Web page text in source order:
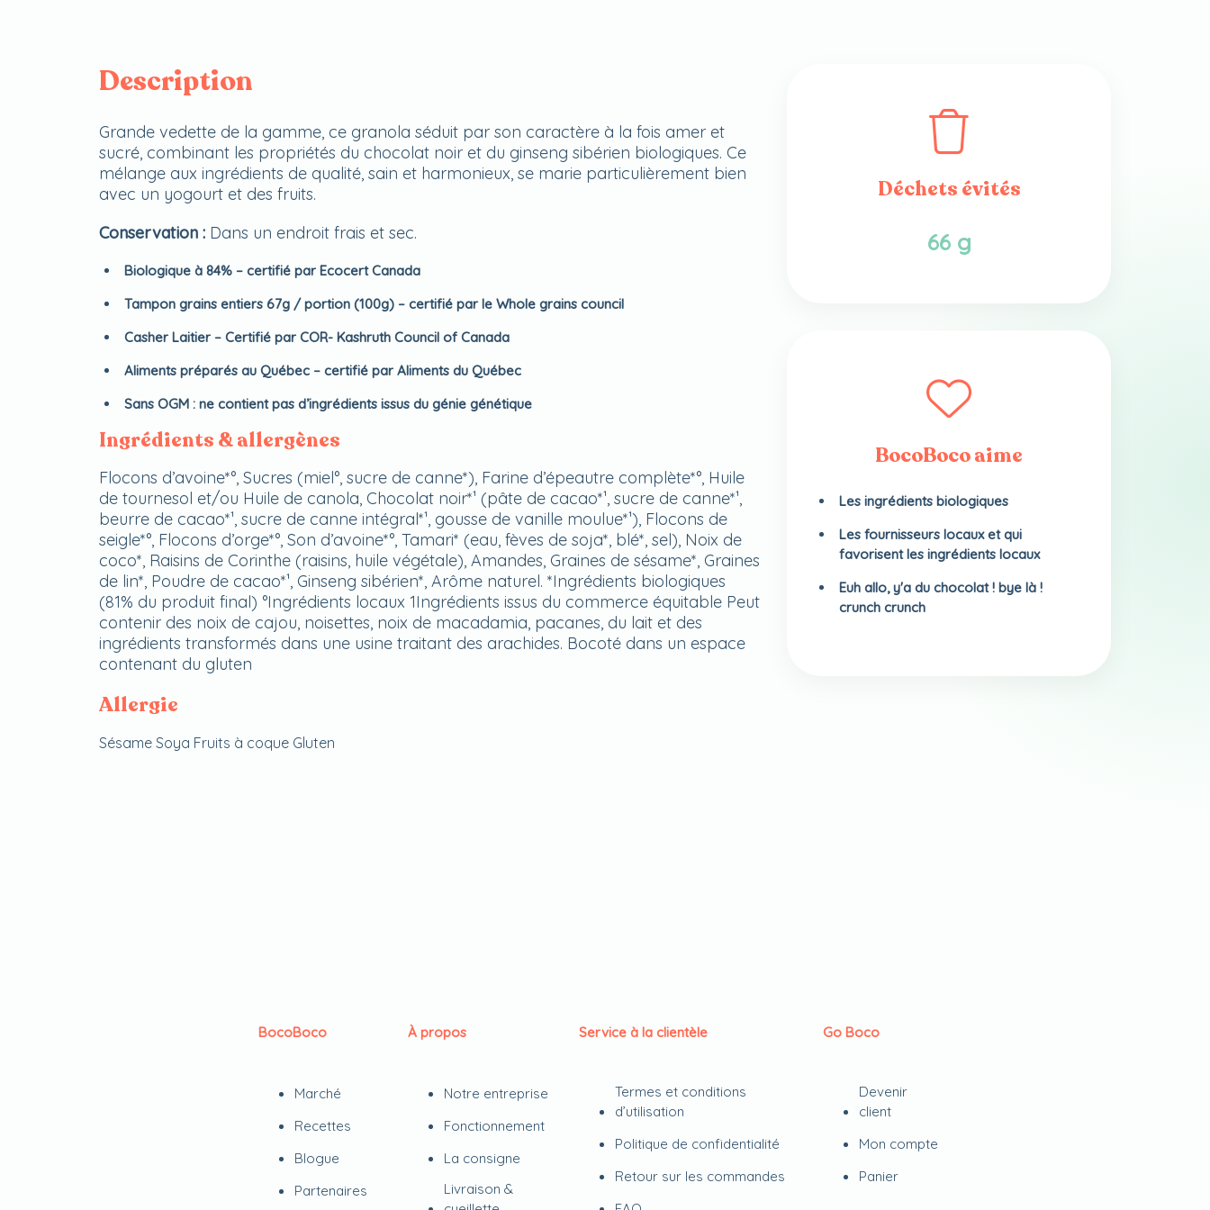
Description
Grande vedette de la gamme, ce granola séduit par son caractère à la fois amer et
sucré, combinant les propriétés du chocolat noir et du ginseng sibérien biologiques. Ce
mélange aux ingrédients de qualité, sain et harmonieux, se marie particulièrement bien
avec un yogourt et des fruits.
Conservation : Dans un endroit frais et sec.
Biologique à 84% – certifié par Ecocert Canada
Tampon grains entiers 67g / portion (100g) – certifié par le Whole grains council
Casher Laitier – Certifié par COR- Kashruth Council of Canada
Aliments préparés au Québec – certifié par Aliments du Québec
Sans OGM : ne contient pas d’ingrédients issus du génie génétique
Ingrédients & allergènes
Flocons d’avoine*°, Sucres (miel°, sucre de canne*), Farine d’épeautre complète*°, Huile
de tournesol et/ou Huile de canola, Chocolat noir*¹ (pâte de cacao*¹, sucre de canne*¹,
beurre de cacao*¹, sucre de canne intégral*¹, gousse de vanille moulue*¹), Flocons de
seigle*°, Flocons d’orge*°, Son d’avoine*°, Tamari* (eau, fèves de soja*, blé*, sel), Noix de
coco*, Raisins de Corinthe (raisins, huile végétale), Amandes, Graines de sésame*, Graines
de lin*, Poudre de cacao*¹, Ginseng sibérien*, Arôme naturel. *Ingrédients biologiques
(81% du produit final) °Ingrédients locaux 1Ingrédients issus du commerce équitable Peut
contenir des noix de cajou, noisettes, noix de macadamia, pacanes, du lait et des
ingrédients transformés dans une usine traitant des arachides. Bocoté dans un espace
contenant du gluten
Allergie
Sésame Soya Fruits à coque Gluten
Déchets évités
66 g
BocoBoco aime
Les ingrédients biologiques
Les fournisseurs locaux et qui
favorisent les ingrédients locaux
Euh allo, y'a du chocolat ! bye là !
crunch crunch
BocoBoco
Marché
Recettes
Blogue
Partenaires
À propos
Notre entreprise
Fonctionnement
La consigne
Livraison &
Service à la clientèle
Termes et conditions
d’utilisation
Politique de confidentialité
Retour sur les commandes
Go Boco
Devenir
client
Mon compte
Panier